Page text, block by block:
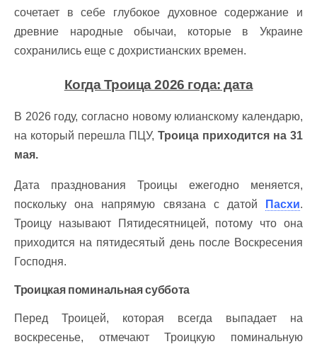
сочетает в себе глубокое духовное содержание и
древние народные обычаи, которые в Украине
сохранились еще с дохристианских времен.
Когда Троица 2026 года: дата
В 2026 году, согласно новому юлианскому календарю,
на который перешла ПЦУ, Троица приходится на 31
мая.
Дата празднования Троицы ежегодно меняется,
поскольку она напрямую связана с датой
Пасхи.
Троицу называют Пятидесятницей, потому что она
приходится на пятидесятый день после Воскресения
Господня.
Троицкая поминальная суббота
Перед Троицей, которая всегда выпадает на
воскресенье, отмечают Троицкую поминальную